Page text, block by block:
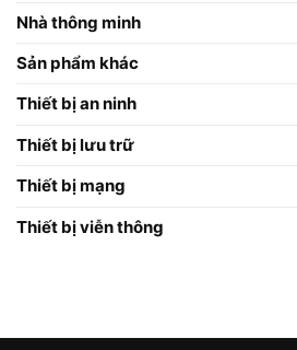
Chọn
Máy
Công
Hikvision
Nhà thông minh
Sản phẩm khác
Thiết bị an ninh
Thiết bị lưu trữ
Thiết bị mạng
Thiết bị viễn thông